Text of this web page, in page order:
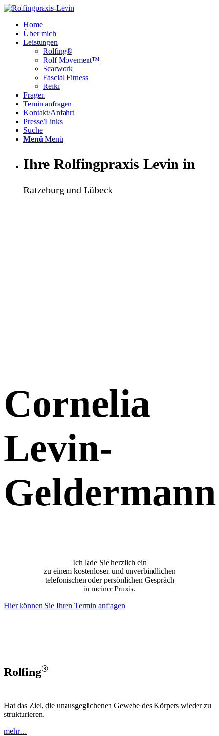
Home
Über mich
Leistungen
Rolfing®
Rolf Movement™
Scarwork
Fascial Fitness
Reiki
Fragen
Temin anfragen
Kontakt/Anfahrt
Presse/Links
Suche
Menü Menü
Ihre Rolfingpraxis Levin in
Ratzeburg und Lübeck
Cornelia
Levin-
Geldermann
Ich lade Sie herzlich ein
zu einem kostenlosen und unverbindlichen
telefonischen oder persönlichen Gespräch
in meiner Praxis.
Hier können Sie Ihren Termin anfragen
Rolfing®
Hat das Ziel, die unausgeglichenen Gewebe des Körpers wieder zu
strukturieren.
mehr…